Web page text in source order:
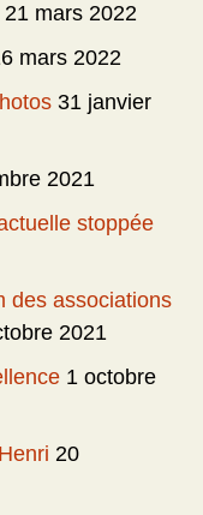
21 mars 2022
mars 2022
31 janvier
2021
stoppée
des associations
2021
1 octobre
20